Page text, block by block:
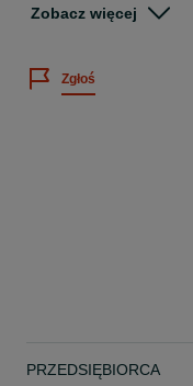
wyłącznie suchych
Pelet produkowany z
selekcjonowanych
wysoką wartość
Zapraszam na
- inne rodzaje pelletu,
- drewno kominkowe w
Zapraszam do kontaktu
Zobacz więcej
Zgłoś
PRZEDSIĘBIORCA